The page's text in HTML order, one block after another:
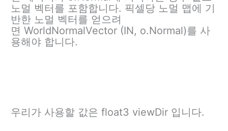
노멀 벡터를 포함합니다. 픽셀당 노멀 맵에 기
반한 노멀 벡터를 얻으려
면 WorldNormalVector (IN, o.Normal)를 사
용해야 합니다.
우리가 사용할 값은 float3 viewDir 입니다.